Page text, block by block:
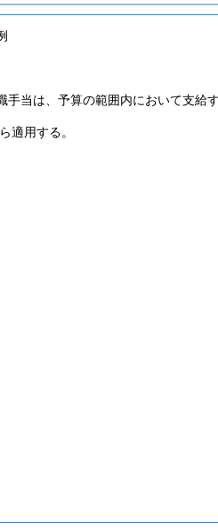
当は、予算の範囲内において支給
適用する。